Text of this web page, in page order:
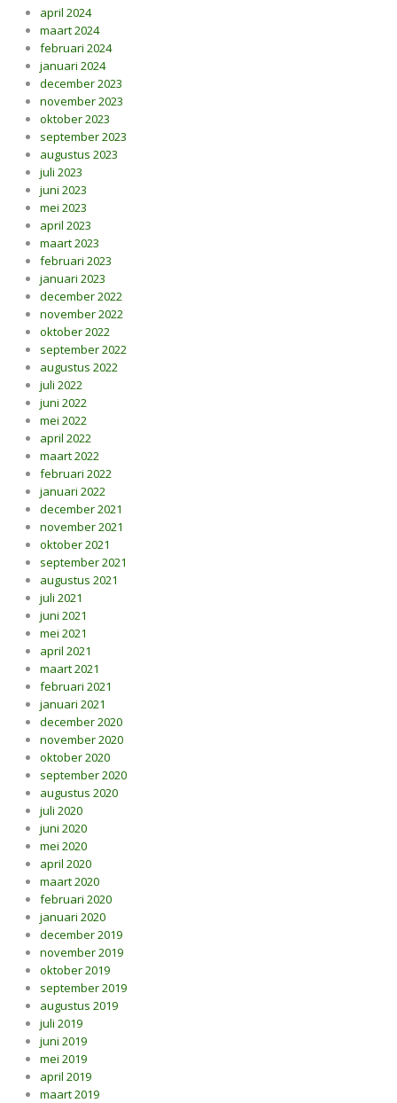
april 2024
maart 2024
februari 2024
januari 2024
december 2023
november 2023
oktober 2023
september 2023
augustus 2023
juli 2023
juni 2023
mei 2023
april 2023
maart 2023
februari 2023
januari 2023
december 2022
november 2022
oktober 2022
september 2022
augustus 2022
juli 2022
juni 2022
mei 2022
april 2022
maart 2022
februari 2022
januari 2022
december 2021
november 2021
oktober 2021
september 2021
augustus 2021
juli 2021
juni 2021
mei 2021
april 2021
maart 2021
februari 2021
januari 2021
december 2020
november 2020
oktober 2020
september 2020
augustus 2020
juli 2020
juni 2020
mei 2020
april 2020
maart 2020
februari 2020
januari 2020
december 2019
november 2019
oktober 2019
september 2019
augustus 2019
juli 2019
juni 2019
mei 2019
april 2019
maart 2019